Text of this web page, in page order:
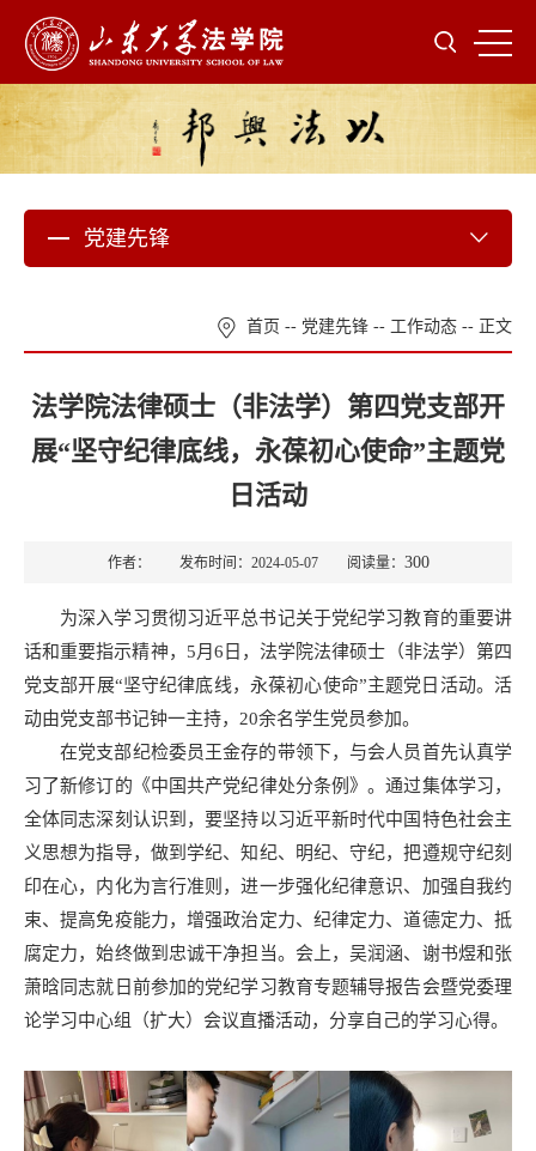
党建先锋
首页 -- 党建先锋 -- 工作动态 -- 正文
法学院法律硕士（非法学）第四党支部开
展“坚守纪律底线，永葆初心使命”主题党
日活动
作者： 发布时间：2024-05-07 阅读量： 300
为深入学习贯彻习近平总书记关于党纪学习教育的重要讲
话和重要指示精神，5月6日，法学院法律硕士（非法学）第四
党支部开展“坚守纪律底线，永葆初心使命”主题党日活动。活
动由党支部书记钟一主持，20余名学生党员参加。
在党支部纪检委员王金存的带领下，与会人员首先认真学
习了新修订的《中国共产党纪律处分条例》。通过集体学习，
全体同志深刻认识到，要坚持以习近平新时代中国特色社会主
义思想为指导，做到学纪、知纪、明纪、守纪，把遵规守纪刻
印在心，内化为言行准则，进一步强化纪律意识、加强自我约
束、提高免疫能力，增强政治定力、纪律定力、道德定力、抵
腐定力，始终做到忠诚干净担当。会上，吴润涵、谢书煜和张
萧晗同志就日前参加的党纪学习教育专题辅导报告会暨党委理
论学习中心组（扩大）会议直播活动，分享自己的学习心得。